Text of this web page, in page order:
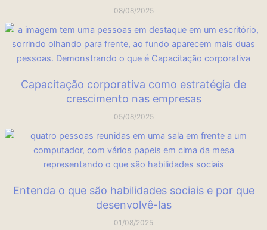
08/08/2025
Capacitação corporativa como estratégia de
crescimento nas empresas
05/08/2025
Entenda o que são habilidades sociais e por que
desenvolvê-las
01/08/2025